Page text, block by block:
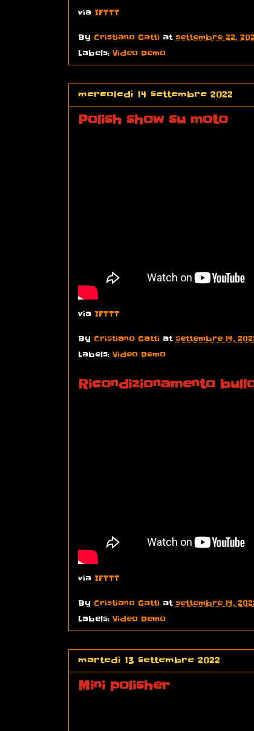
via IFTTT
By Cristiano Gatti at settembre 22,
Labels: Video Demo
mercoledì 14 settembre 2022
Polish show su moto
via IFTTT
By Cristiano Gatti at settembre 14,
Labels: Video Demo
Ricondizionamento
via IFTTT
By Cristiano Gatti at settembre 14,
Labels: Video Demo
martedì 13 settembre 2022
Mini polisher